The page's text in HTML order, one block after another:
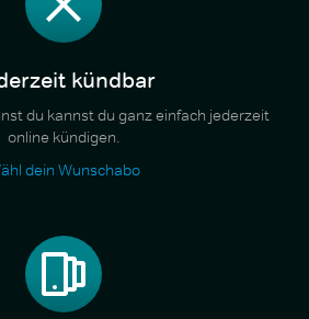
kündbar
du kannst du ganz einfach jederzeit
online kündigen.
dein Wunschabo